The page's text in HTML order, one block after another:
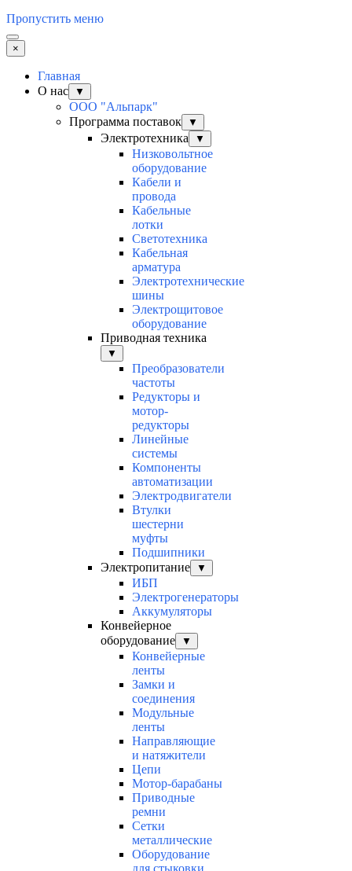
Пропустить меню
×
Главная
О нас
▼
ООО "Альпарк"
Программа поставок
▼
Электротехника ▼
Низковольтное
оборудование
Кабели и
провода
Кабельные
лотки
Светотехника
Кабельная
арматура
Электротехнические
шины
Электрощитовое
оборудование
Приводная техника
▼
Преобразователи
частоты
Редукторы и
мотор-
редукторы
Линейные
системы
Компоненты
автоматизации
Электродвигатели
Втулки
шестерни
муфты
Подшипники
Электропитание
▼
ИБП
Электрогенераторы
Аккумуляторы
Конвейерное
оборудование
▼
Конвейерные
ленты
Замки и
соединения
Модульные
ленты
Направляющие
и натяжители
Цепи
Мотор-барабаны
Приводные
ремни
Сетки
металлические
Оборудование